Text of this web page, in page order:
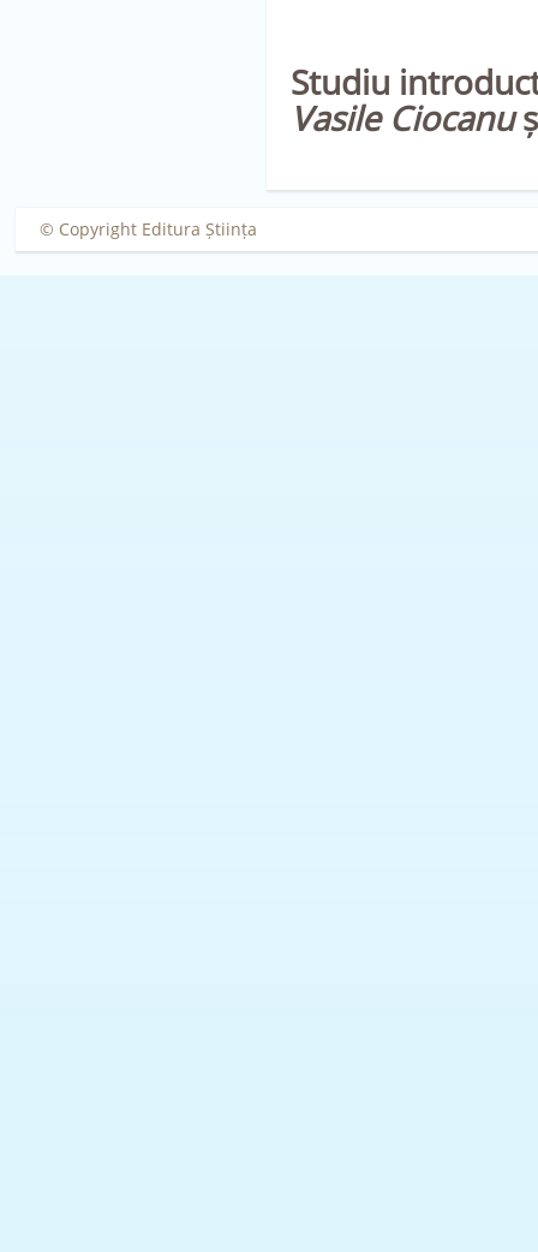
Studiu
Vasile Ciocanu
© Copyright Editura Știința